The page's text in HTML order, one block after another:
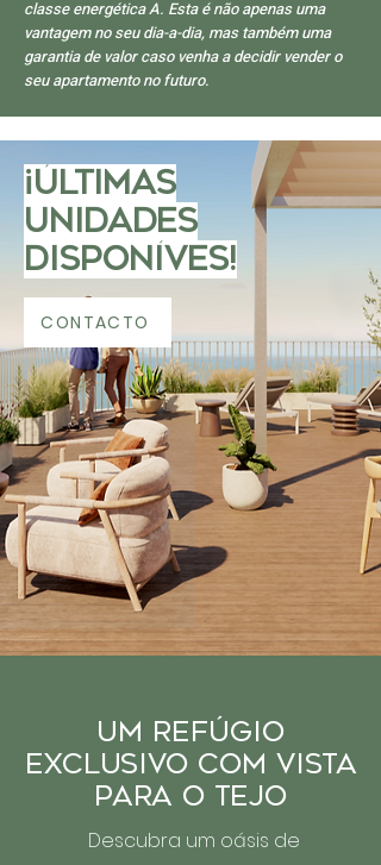
classe energética A. Esta é não apenas uma
vantagem no seu dia-a-dia, mas também uma
garantia de valor caso venha a decidir vender o
seu apartamento no futuro.
¡Últimas
Unidades
Disponíves!
CONTACTO
Um Refúgio
Exclusivo com Vista
para o Tejo
Descubra um oásis de